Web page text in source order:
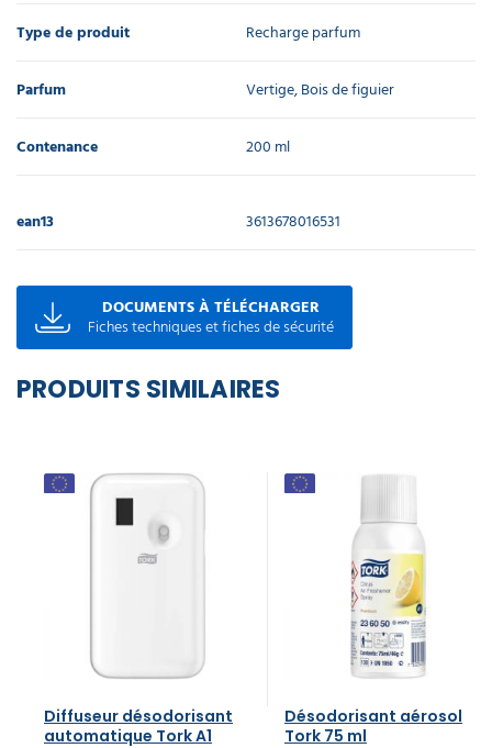
Type de produit Recharge parfum
Parfum Vertige, Bois de figuier
Contenance 200 ml
ean13 3613678016531
DOCUMENTS À TÉLÉCHARGER
Fiches techniques et fiches de sécurité
PRODUITS SIMILAIRES
Diffuseur désodorisant
automatique​ Tork A1
Désodorisant aérosol
Tork 75 ml